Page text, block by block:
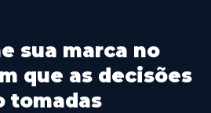
sua marca no
que as decisões
tomadas